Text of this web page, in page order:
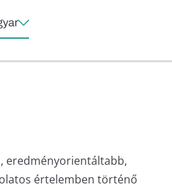
eredményorientáltabb,
értelemben történő